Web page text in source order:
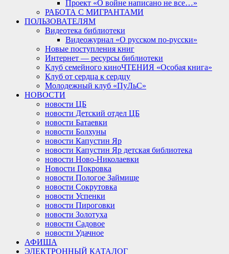
Проект «О войне написано не все…»
РАБОТА С МИГРАНТАМИ
ПОЛЬЗОВАТЕЛЯМ
Видеотека библиотеки
Видеожурнал «О русском по-русски»
Новые поступления книг
Интернет — ресурсы библиотеки
Клуб семейного киноЧТЕНИЯ «Особая книга»
Клуб от сердца к сердцу
Молодежный клуб «ПуЛьС»
НОВОСТИ
новости ЦБ
новости Детский отдел ЦБ
новости Батаевки
новости Болхуны
новости Капустин Яр
новости Капустин Яр детская библиотека
новости Ново-Николаевки
Новости Покровка
новости Пологое Займище
новости Сокрутовка
новости Успенки
новости Пироговки
новости Золотуха
новости Садовое
новости Удачное
АФИША
ЭЛЕКТРОННЫЙ КАТАЛОГ